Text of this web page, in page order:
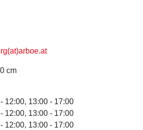
cm
12:00, 13:00 - 17:00
12:00, 13:00 - 17:00
12:00, 13:00 - 17:00